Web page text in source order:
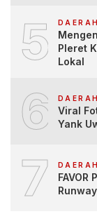
5 DAERAH
Pleret
Lokal
6 DAERAH
Viral
Yank
7 DAERAH